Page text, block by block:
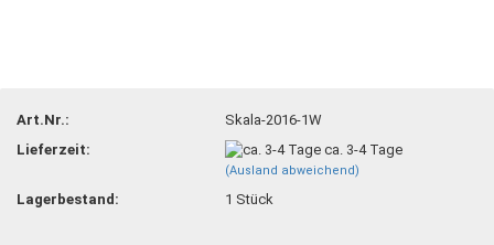
Art.Nr.:
Skala-2016-1W
Lieferzeit:
ca. 3-4 Tage
(Ausland abweichend)
Lagerbestand: 1 Stück